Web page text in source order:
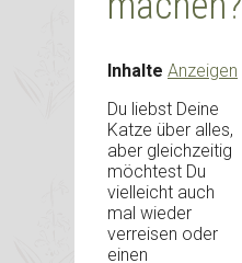
Inhalte Anzeigen
Du liebst Deine
Katze über alles,
aber gleichzeitig
möchtest Du
vielleicht auch
mal wieder
verreisen oder
einen